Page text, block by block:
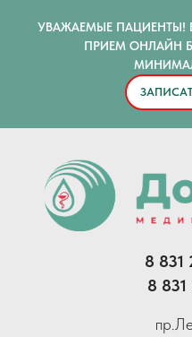
УВАЖАЕМЫЕ ПАЦИЕНТЫ!
ПРИЕМ ОНЛАЙН
8 831
8 831